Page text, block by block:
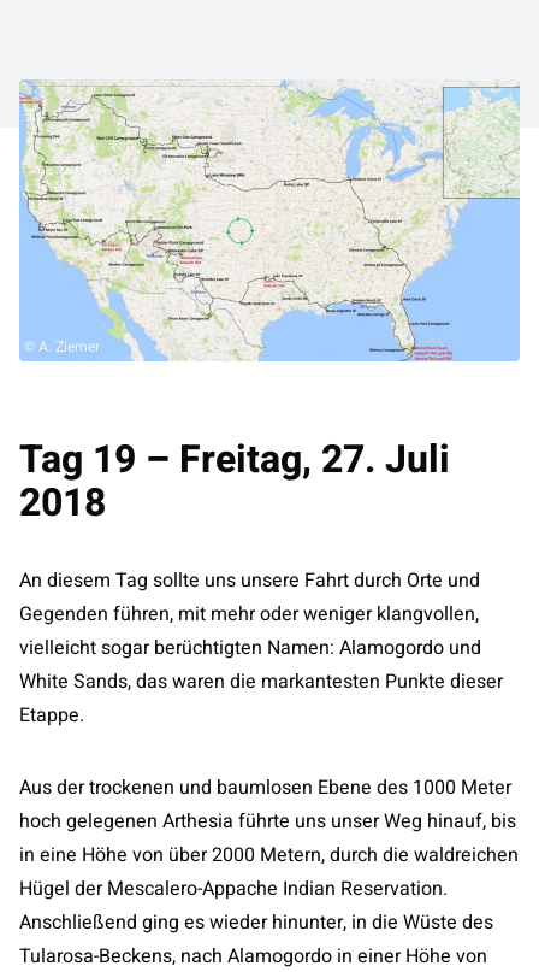
© A. Ziemer
Tag 19 – Freitag, 27. Juli
2018
An diesem Tag sollte uns unsere Fahrt durch Orte und
Gegenden führen, mit mehr oder weniger klangvollen,
vielleicht sogar berüchtigten Namen: Alamogordo und
White Sands, das waren die markantesten Punkte dieser
Etappe.
Aus der trockenen und baumlosen Ebene des 1000 Meter
hoch gelegenen Arthesia führte uns unser Weg hinauf, bis
in eine Höhe von über 2000 Metern, durch die waldreichen
Hügel der Mescalero-Appache Indian Reservation.
Anschließend ging es wieder hinunter, in die Wüste des
Tularosa-Beckens, nach Alamogordo in einer Höhe von